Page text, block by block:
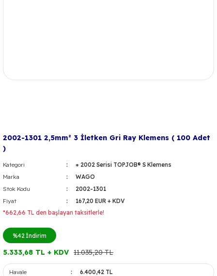
2002-1301 2,5mm² 3 İletken Gri Ray Klemens ( 100 Adet
)
Kategori
⁕ 2002 Serisi TOPJOB® S Klemens
Marka
WAGO
Stok Kodu
2002-1301
Fiyat
167,20 EUR + KDV
*662,66 TL den başlayan taksitlerle!
%42 İndirim
5.333,68 TL + KDV 11.035,20 TL
Havale 6.400,42 TL